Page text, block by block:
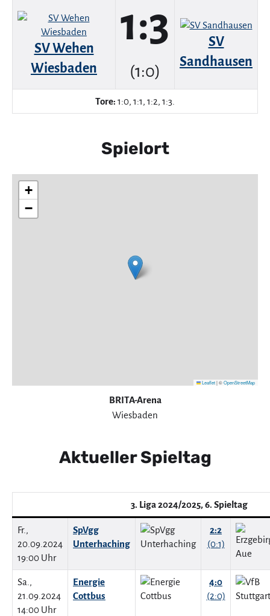
SV Wehen
Wiesbaden
1:3
(1:0)
SV
Sandhausen
Tore: 1:0, 1:1, 1:2, 1:3.
Spielort
+
−
Leaflet|©OpenStreetMap
BRITA-Arena
Wiesbaden
Aktueller Spieltag
3. Liga 2024/2025, 6. Spieltag
Fr.,
20.09.2024
19:00 Uhr
SpVgg
Unterhaching
2:2
(0:1)
Sa.,
21.09.2024
14:00 Uhr
Energie
Cottbus
4:0
(2:0)